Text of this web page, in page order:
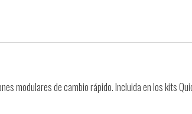
modulares de cambio rápido. Incluida en los kits